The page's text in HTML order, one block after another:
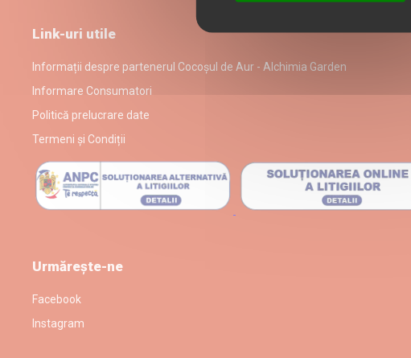
Link-uri utile
Informații despre partenerul Cocoșul de Aur - Alchimia Garden
Informare Consumatori
Politică prelucrare date
Termeni și Condiții
Urmărește-ne
Facebook
Instagram